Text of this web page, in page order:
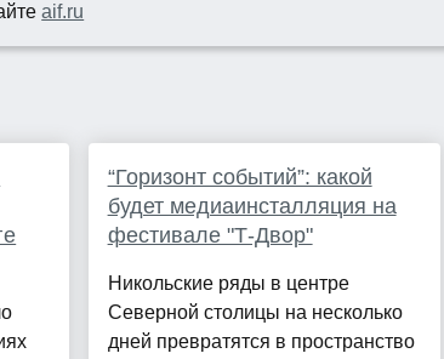
aif.ru
“Горизонт событий”: какой
будет медиаинсталляция на
фестивале "Т-Двор"
Никольские ряды в центре
Северной столицы на несколько
дней превратятся в пространство